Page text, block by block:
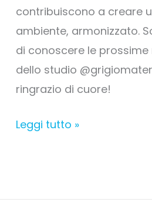
contribuiscono a creare
ambiente, armonizzato.
di conoscere le prossime
dello studio
ringrazio di cuore!
Leggi tutto »